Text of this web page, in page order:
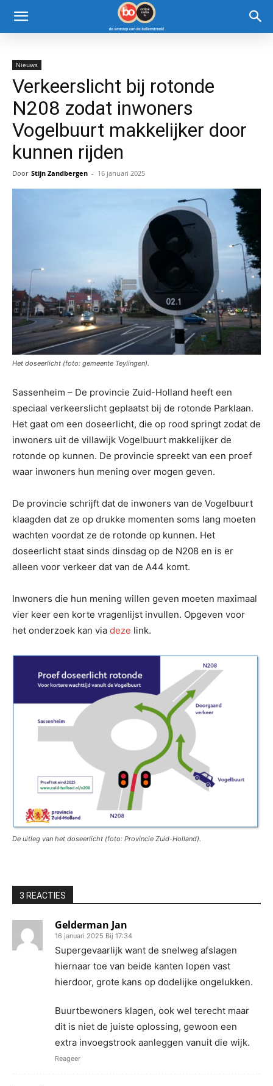
Nieuws
Verkeerslicht bij rotonde
N208 zodat inwoners
Vogelbuurt makkelijker door
kunnen rijden
Door Stijn Zandbergen - 16 januari 2025
Het doseerlicht (foto: gemeente Teylingen).
Sassenheim – De provincie Zuid-Holland heeft een
speciaal verkeerslicht geplaatst bij de rotonde Parklaan.
Het gaat om een doseerlicht, die op rood springt zodat de
inwoners uit de villawijk Vogelbuurt makkelijker de
rotonde op kunnen. De provincie spreekt van een proef
waar inwoners hun mening over mogen geven.
De provincie schrijft dat de inwoners van de Vogelbuurt
klaagden dat ze op drukke momenten soms lang moeten
wachten voordat ze de rotonde op kunnen. Het
doseerlicht staat sinds dinsdag op de N208 en is er
alleen voor verkeer dat van de A44 komt.
Inwoners die hun mening willen geven moeten maximaal
vier keer een korte vragenlijst invullen. Opgeven voor
het onderzoek kan via deze link.
De uitleg van het doseerlicht (foto: Provincie Zuid-Holland).
3 REACTIES
Gelderman Jan
16 januari 2025 Bij 17:34
Supergevaarlijk want de snelweg afslagen
hiernaar toe van beide kanten lopen vast
hierdoor, grote kans op dodelijke ongelukken.
Buurtbewoners klagen, ook wel terecht maar
dit is niet de juiste oplossing, gewoon een
extra invoegstrook aanleggen vanuit die wijk.
Reageer